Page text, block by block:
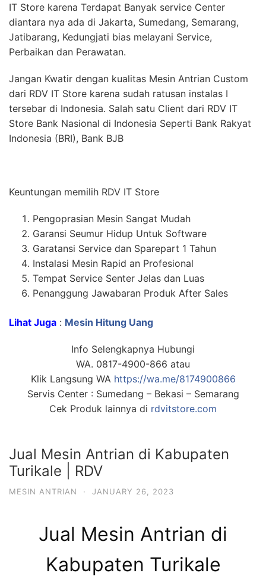
IT Store karena Terdapat Banyak service Center
diantara nya ada di Jakarta, Sumedang, Semarang,
Jatibarang, Kedungjati bias melayani Service,
Perbaikan dan Perawatan.
Jangan Kwatir dengan kualitas Mesin Antrian Custom
dari RDV IT Store karena sudah ratusan instalas I
tersebar di Indonesia. Salah satu Client dari RDV IT
Store Bank Nasional di Indonesia Seperti Bank Rakyat
Indonesia (BRI), Bank BJB
Keuntungan memilih RDV IT Store
Pengoprasian Mesin Sangat Mudah
Garansi Seumur Hidup Untuk Software
Garatansi Service dan Sparepart 1 Tahun
Instalasi Mesin Rapid an Profesional
Tempat Service Senter Jelas dan Luas
Penanggung Jawabaran Produk After Sales
Lihat Juga : Mesin Hitung Uang
Info Selengkapnya Hubungi
WA. 0817-4900-866 atau
Klik Langsung WA https://wa.me/8174900866
Servis Center : Sumedang – Bekasi – Semarang
Cek Produk lainnya di rdvitstore.com
Jual Mesin Antrian di Kabupaten
Turikale | RDV
MESIN ANTRIAN · JANUARY 26, 2023
Jual Mesin Antrian di
Kabupaten Turikale